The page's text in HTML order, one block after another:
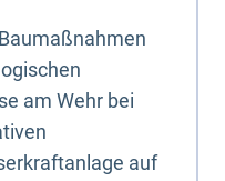
am Wehr bei
auf